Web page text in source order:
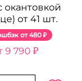
окантовкой
(сердце) от 41 шт.
480 ₽
9 790 ₽